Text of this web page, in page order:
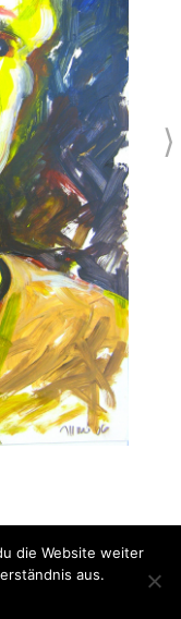
⟩
die Website weiter
aus.